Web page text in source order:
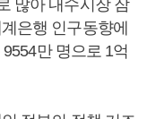
많아 내수시장 잠
은행 인구동향에
만 명으로 1억